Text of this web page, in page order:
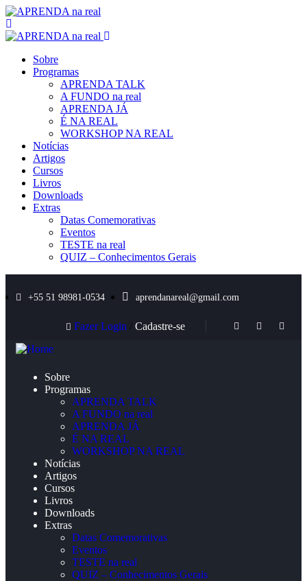
Sobre
Programas
APRENDA TALK
A FUNDO na real
APRENDA JÁ
É NA REAL
WORKSHOP NA REAL
Notícias
Artigos
Cursos
Livros
Downloads
Extras
Datas Comemorativas
Eventos
TESTE na real
QUIZ – Conhecimentos Gerais
+55 51 98981-0534 aprendanareal@gmail.com
Fazer Login / Cadastre-se
Sobre
Programas
APRENDA TALK
A FUNDO na real
APRENDA JÁ
É NA REAL
WORKSHOP NA REAL
Notícias
Artigos
Cursos
Livros
Downloads
Extras
Datas Comemorativas
Eventos
TESTE na real
QUIZ – Conhecimentos Gerais